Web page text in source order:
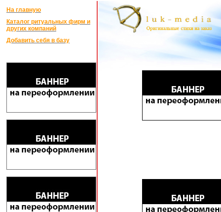
На главную
Каталог ритуальных фирм и
других компаний
Добавить себя в базу